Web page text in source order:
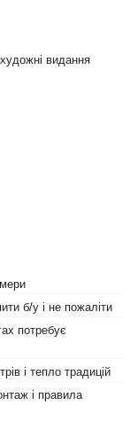
видання
б/у і не пожаліти
потребує
і тепло традицій
і правила